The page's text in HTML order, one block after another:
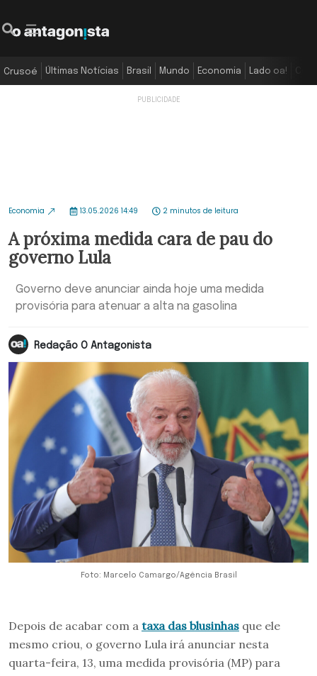
Crusoé Últimas Notícias Brasil Mundo Economia Lado oa!
Economia 13.05.2026 14:49 2 minutos de leitura
A próxima medida cara de pau do
governo Lula
Governo deve anunciar ainda hoje uma medida
provisória para atenuar a alta na gasolina
Redação O Antagonista
Foto: Marcelo Camargo/Agência Brasil
Depois de acabar com a taxa das blusinhas que ele
mesmo criou, o governo Lula irá anunciar nesta
quarta-feira, 13, uma medida provisória (MP) para